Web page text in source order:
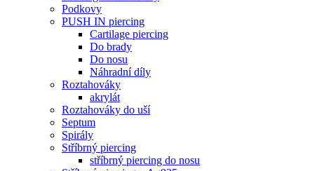
Podkovy
PUSH IN piercing
Cartilage piercing
Do brady
Do nosu
Náhradní díly
Roztahováky
akrylát
Roztahováky do uší
Septum
Spirály
Stříbrný piercing
stříbrný piercing do nosu